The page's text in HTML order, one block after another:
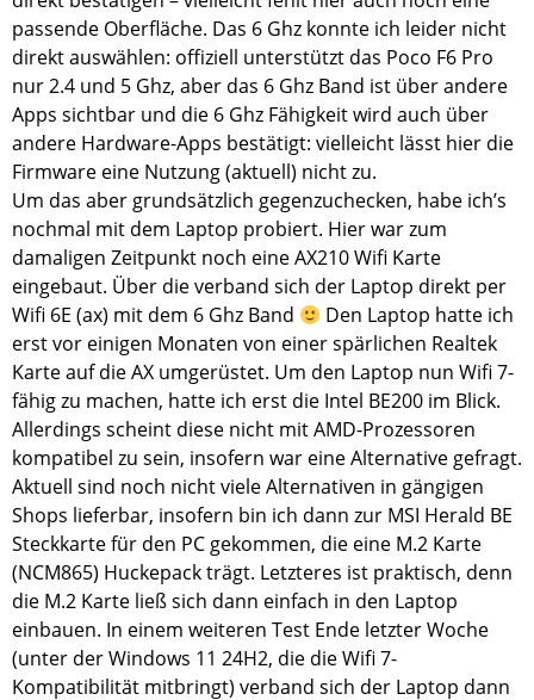
passende Oberfläche. Das 6 Ghz konnte ich leider nicht
direkt auswählen: offiziell unterstützt das Poco F6 Pro
nur 2.4 und 5 Ghz, aber das 6 Ghz Band ist über andere
Apps sichtbar und die 6 Ghz Fähigkeit wird auch über
andere Hardware-Apps bestätigt: vielleicht lässt hier die
Firmware eine Nutzung (aktuell) nicht zu.
Um das aber grundsätzlich gegenzuchecken, habe ich’s
nochmal mit dem Laptop probiert. Hier war zum
damaligen Zeitpunkt noch eine AX210 Wifi Karte
eingebaut. Über die verband sich der Laptop direkt per
Wifi 6E (ax) mit dem 6 Ghz Band
Den Laptop hatte ich
erst vor einigen Monaten von einer spärlichen Realtek
Karte auf die AX umgerüstet. Um den Laptop nun Wifi 7-
fähig zu machen, hatte ich erst die Intel BE200 im Blick.
Allerdings scheint diese nicht mit AMD-Prozessoren
kompatibel zu sein, insofern war eine Alternative gefragt.
Aktuell sind noch nicht viele Alternativen in gängigen
Shops lieferbar, insofern bin ich dann zur MSI Herald BE
Steckkarte für den PC gekommen, die eine M.2 Karte
(NCM865) Huckepack trägt. Letzteres ist praktisch, denn
die M.2 Karte ließ sich dann einfach in den Laptop
einbauen. In einem weiteren Test Ende letzter Woche
(unter der Windows 11 24H2, die die Wifi 7-
Kompatibilität mitbringt) verband sich der Laptop dann